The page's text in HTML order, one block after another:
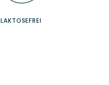
LAKTOSEFREI